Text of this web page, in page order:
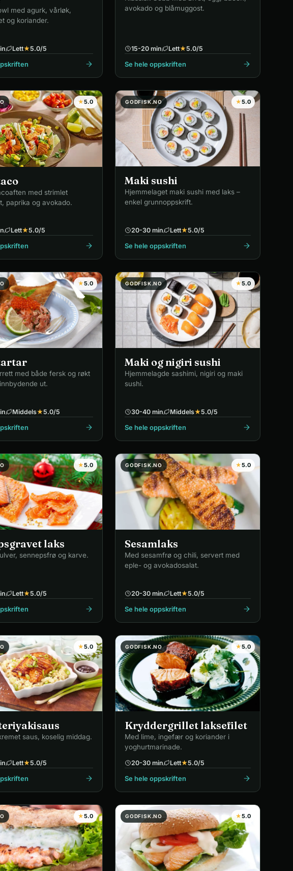
med agurk, vårløk,
og koriander.
Lett★5.0/5
avokado og blåmuggost.
15-20 min Lett★5.0/5
Se hele oppskriften
★5.0
med strimlet
paprika og avokado.
Lett★5.0/5
GODFISK.NO ★5.0
Maki sushi
Hjemmelaget maki sushi med laks –
enkel grunnoppskrift.
20-30 min Lett★5.0/5
Se hele oppskriften
★5.0
med både fersk og røkt
ut.
Middels★5.0/5
GODFISK.NO ★5.0
Maki og nigiri sushi
Hjemmelagde sashimi, nigiri og maki
sushi.
30-40 min Middels★5.0/5
Se hele oppskriften
★5.0
laks
sennepsfrø og karve.
Lett★5.0/5
GODFISK.NO ★5.0
Sesamlaks
Med sesamfrø og chili, servert med
eple- og avokadosalat.
20-30 min Lett★5.0/5
Se hele oppskriften
★5.0
saus, koselig middag.
Lett★5.0/5
GODFISK.NO ★5.0
Kryddergrillet laksefilet
Med lime, ingefær og koriander i
yoghurtmarinade.
20-30 min Lett★5.0/5
Se hele oppskriften
★5.0 GODFISK.NO ★5.0